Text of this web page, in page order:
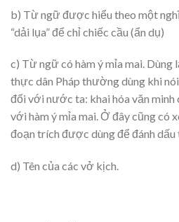
b) Từ ngữ được hiểu theo một
“dải lụa” để chỉ chiếc cầu (ẩn dụ)
c) Từ ngữ có hàm ý mỉa mai. Dùng
thực dân Pháp thường dùng khi
đối với nước ta: khai hóa văn minh
với hàm ý mỉa mai. Ở đây cũng có
đoạn trích được dùng để đánh
d) Tên của các vở kịch.